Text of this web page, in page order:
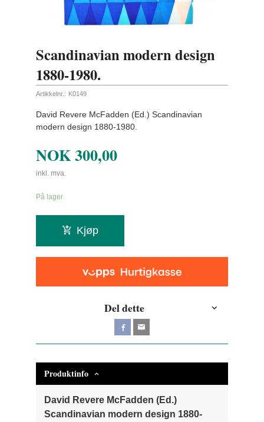
Scandinavian modern design
1880-1980.
Artikkelnr.: K0149
David Revere McFadden (Ed.) Scandinavian
modern design 1880-1980.
NOK300,00
inkl. mva.
På lager
Kjøp
Del dette
Produktinfo
David Revere McFadden (Ed.)
Scandinavian modern design 1880-